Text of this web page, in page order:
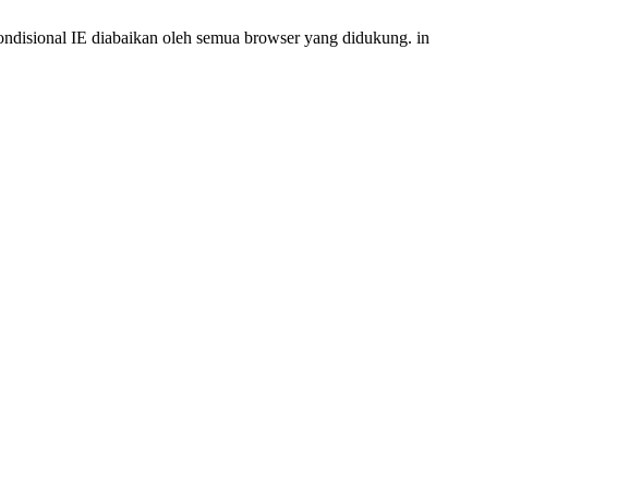
IE diabaikan oleh semua browser yang didukung. in